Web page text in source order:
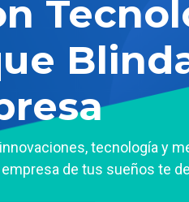
tecnología y
de tus sueños te